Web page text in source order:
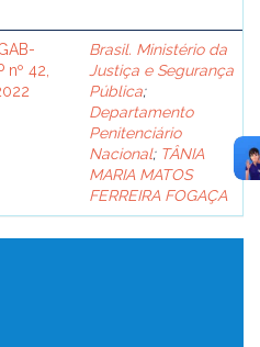
nº 42,
Brasil. Ministério da
Justiça e Segurança
Pública;
Departamento
Penitenciário
Nacional; TÂNIA
MARIA MATOS
FERREIRA FOGAÇA